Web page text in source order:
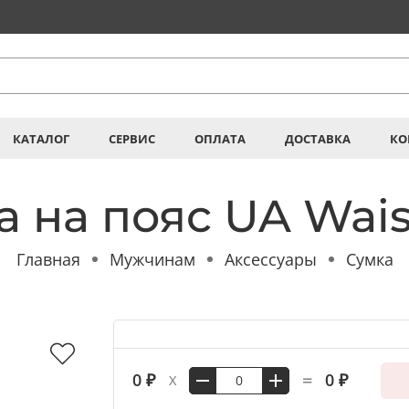
КАТАЛОГ СЕРВИС ОПЛАТА ДОСТАВКА
на пояс UA
Главная Мужчинам Аксессуары Сумка
0 ₽ X = 0 ₽